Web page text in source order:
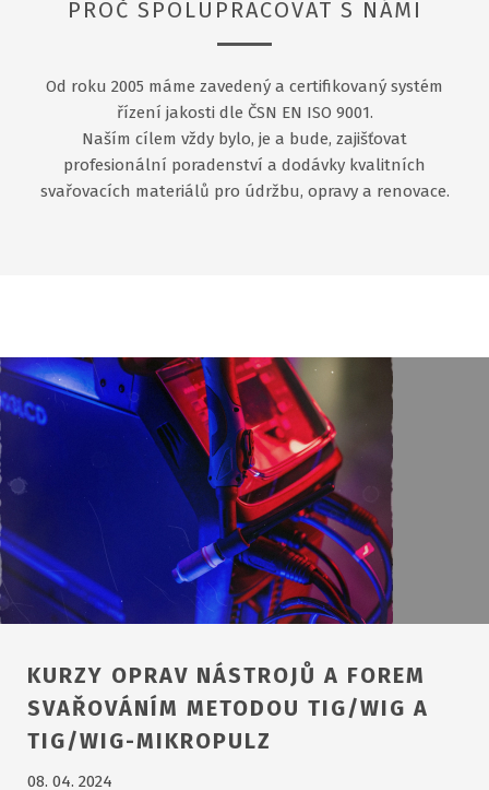
PROČ SPOLUPRACOVAT S NÁMI
Od roku 2005 máme zavedený a certifikovaný systém
řízení jakosti dle ČSN EN ISO 9001.
Naším cílem vždy bylo, je a bude, zajišťovat
profesionální poradenství a dodávky kvalitních
svařovacích materiálů pro údržbu, opravy a renovace.
KURZY OPRAV NÁSTROJŮ A FOREM
SVAŘOVÁNÍM METODOU TIG/WIG A
TIG/WIG-MIKROPULZ
08. 04. 2024